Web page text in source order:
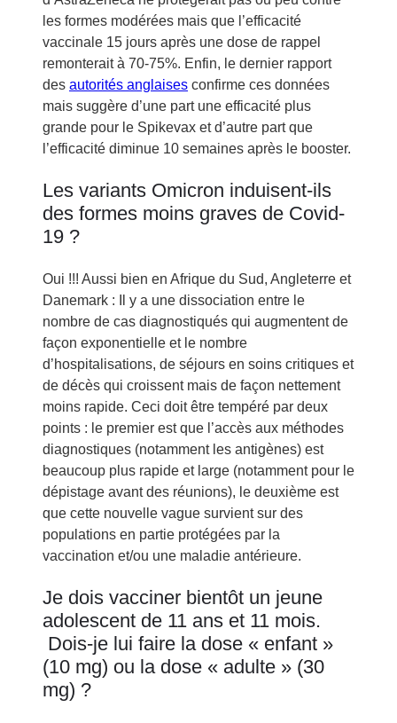
les formes modérées mais que l’efficacité
vaccinale 15 jours après une dose de rappel
remonterait à 70-75%. Enfin, le dernier rapport
des autorités anglaises confirme ces données
mais suggère d’une part une efficacité plus
grande pour le Spikevax et d’autre part que
l’efficacité diminue 10 semaines après le booster.
Les variants Omicron induisent-ils
des formes moins graves de Covid-
19 ?
Oui !!! Aussi bien en Afrique du Sud, Angleterre et
Danemark : Il y a une dissociation entre le
nombre de cas diagnostiqués qui augmentent de
façon exponentielle et le nombre
d’hospitalisations, de séjours en soins critiques et
de décès qui croissent mais de façon nettement
moins rapide. Ceci doit être tempéré par deux
points : le premier est que l’accès aux méthodes
diagnostiques (notamment les antigènes) est
beaucoup plus rapide et large (notamment pour le
dépistage avant des réunions), le deuxième est
que cette nouvelle vague survient sur des
populations en partie protégées par la
vaccination et/ou une maladie antérieure.
Je dois vacciner bientôt un jeune
adolescent de 11 ans et 11 mois.
Dois-je lui faire la dose « enfant »
(10 mg) ou la dose « adulte » (30
mg) ?